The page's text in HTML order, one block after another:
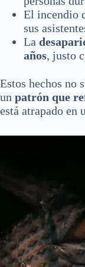
El incendio
sus
La
años, justo
Estos hechos no
un patrón que
está atrapado en